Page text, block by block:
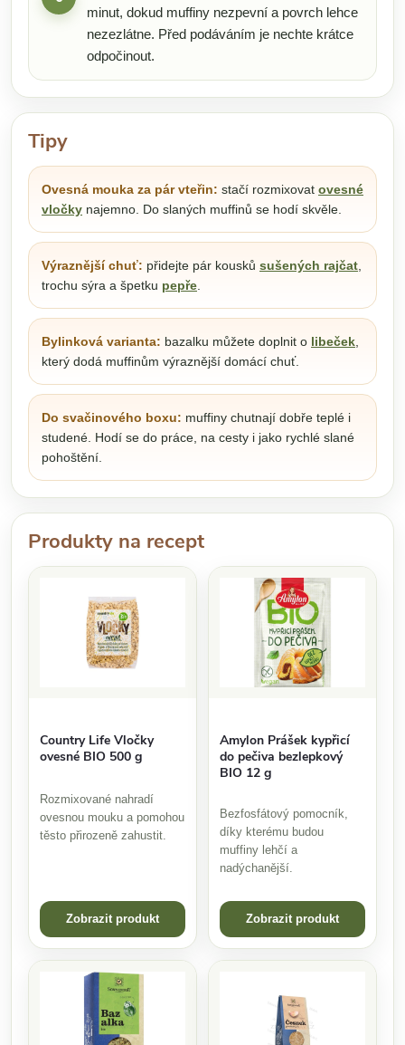
minut, dokud muffiny nezpevní a povrch lehce
nezezlátne. Před podáváním je nechte krátce
odpočinout.
Tipy
Ovesná mouka za pár vteřin: stačí rozmixovat ovesné
vločky najemno. Do slaných muffinů se hodí skvěle.
Výraznější chuť: přidejte pár kousků sušených rajčat
trochu sýra a špetku pepře
Bylinková varianta: bazalku můžete doplnit o libeček
který dodá muffinům výraznější domácí chuť.
Do svačinového boxu: muffiny chutnají dobře teplé i
studené. Hodí se do práce, na cesty i jako rychlé slané
pohoštění.
Produkty na recept
Country Life Vločky
ovesné BIO 500 g
Rozmixované nahradí
ovesnou mouku a pomohou
těsto přirozeně zahustit.
Zobrazit produkt
Amylon Prášek kypřicí
do pečiva bezlepkový
BIO 12 g
Bezfosfátový pomocník,
díky kterému budou
muffiny lehčí a
nadýchanější.
Zobrazit produkt